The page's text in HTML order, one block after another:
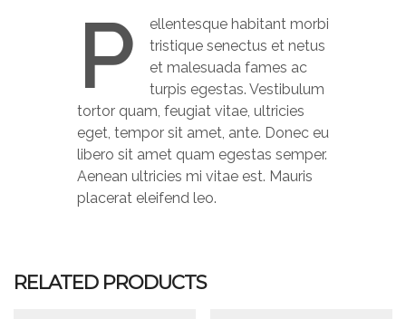
P
ellentesque habitant morbi
tristique senectus et netus
et malesuada fames ac
turpis egestas. Vestibulum
tortor quam, feugiat vitae, ultricies
eget, tempor sit amet, ante. Donec eu
libero sit amet quam egestas semper.
Aenean ultricies mi vitae est. Mauris
placerat eleifend leo.
RELATED PRODUCTS